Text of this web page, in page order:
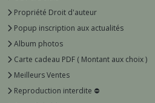
Propriété Droit d'auteur
Popup inscription aux actualités
Album photos
Carte cadeau PDF ( Montant aux choix )
Meilleurs Ventes
Reproduction interdite ⛔️